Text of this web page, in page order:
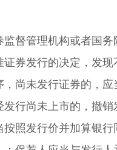
监督管理机构或者国务
证券发行的决定，发现
尚未发行证券的，应
发行尚未上市的，撤销
按照发行价并加算银行